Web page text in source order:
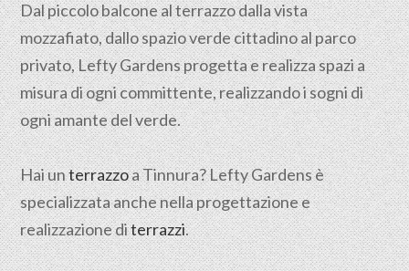
Dal piccolo balcone al terrazzo dalla vista
mozzafiato, dallo spazio verde cittadino al parco
privato, Lefty Gardens progetta e realizza spazi a
misura di ogni committente, realizzando i sogni di
ogni amante del verde.
Hai unterrazzoa Tinnura? Lefty Gardens è
specializzata anche nella progettazione e
realizzazione diterrazzi.